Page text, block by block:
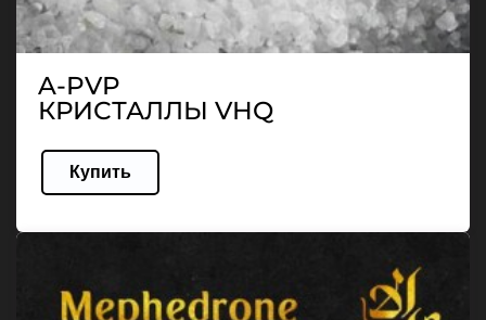
A-PVP
КРИСТАЛЛЫ VHQ
Купить